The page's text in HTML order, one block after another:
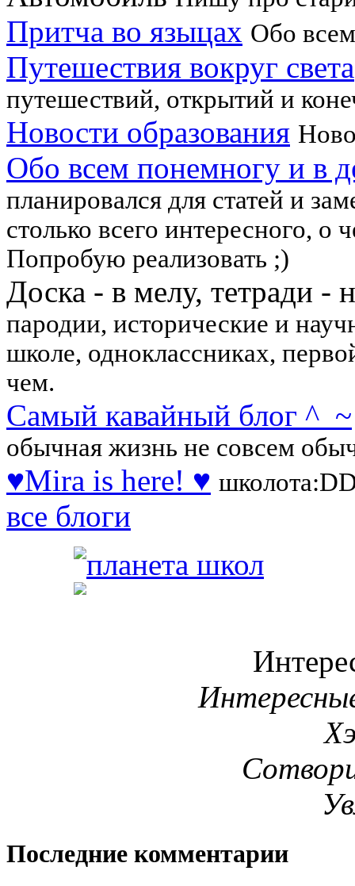
Притча во языцах Обо
Путешествия вокруг света
путешествий, открытий и
Новости образования
Обо всем понемногу и в
планировался для статей и
столько всего интересного, о
Попробую реализовать ;)
Доска - в мелу, тетради -
пародии, исторические и
школе, одноклассниках,
чем.
Самый кавайный блог ^_~
обычная жизнь не совсем
♥Mira is here! ♥
все блоги
Последние комментарии